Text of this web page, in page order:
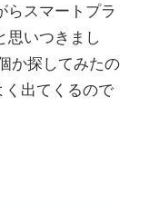
らスマートプラ
思いつきまし
か探してみたの
く出てくるので